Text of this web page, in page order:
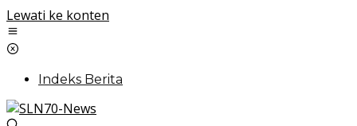
Lewati ke konten
Indeks Berita